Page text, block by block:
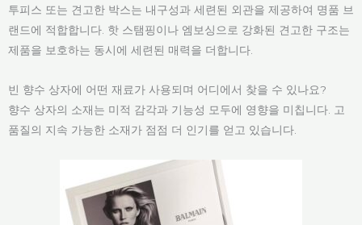
투피스 또는 견고한 박스는 내구성과 세련된 외관을 제공하여 명품 브
랜드에 적합합니다. 핫 스탬핑이나 엠보싱으로 강화된 견고한 구조는
제품을 보호하는 동시에 세련된 매력을 더합니다.
빈 향수 상자에 어떤 재료가 사용되며 어디에서 찾을 수 있나요?
향수 상자의 소재는 미적 감각과 기능성 모두에 영향을 미칩니다. 고
품질의 지속 가능한 소재가 점점 더 인기를 얻고 있습니다.